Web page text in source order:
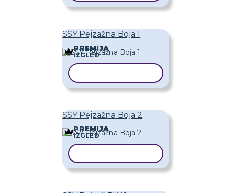
SSY Pejzažna Boja 1
PREMIJA
IZGLED
SSY Pejzažna Boja 2
PREMIJA
IZGLED